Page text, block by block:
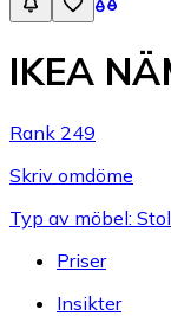
IKEA
Rank 249
Skriv omdöme
Typ av möbel: Stol
Priser
Insikter